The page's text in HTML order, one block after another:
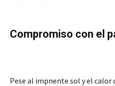
Compromiso con el
Pese al impnente sol y el calor